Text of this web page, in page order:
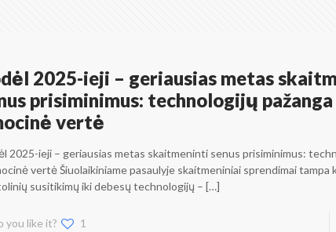
2025-ieji – geriausias metas
prisiminimus: technologijų
vertė
2025-ieji – geriausias metas skaitmeninti senus prisiminimus:
vertė Šiuolaikiniame pasaulyje skaitmeniniai sprendimai tampa
susitikimų iki debesų technologijų – […]
you like it? 1